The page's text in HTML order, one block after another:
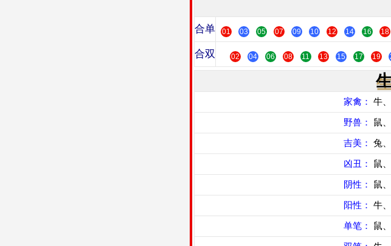
合单 01 03 05 07 09 10 12 14 16 18
合双 02 04 06 08 11 13 15 17 19
家禽： 牛
野兽： 鼠
吉美： 兔
凶丑： 鼠
阴性： 鼠
阳性： 牛
单笔： 鼠